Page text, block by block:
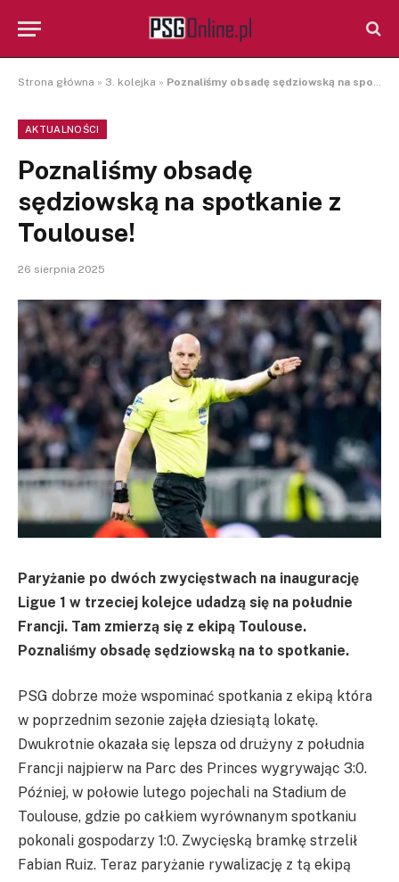
Strona główna » 3. kolejka » Poznaliśmy obsadę sędziowską na spotkanie z Toulouse!
AKTUALNOŚCI
Poznaliśmy obsadę
sędziowską na spotkanie z
Toulouse!
26 sierpnia 2025
Paryżanie po dwóch zwycięstwach na inaugurację
Ligue 1 w trzeciej kolejce udadzą się na południe
Francji. Tam zmierzą się z ekipą Toulouse.
Poznaliśmy obsadę sędziowską na to spotkanie.
PSG dobrze może wspominać spotkania z ekipą która
w poprzednim sezonie zajęła dziesiątą lokatę.
Dwukrotnie okazała się lepsza od drużyny z południa
Francji najpierw na Parc des Princes wygrywając 3:0.
Później, w połowie lutego pojechali na Stadium de
Toulouse, gdzie po całkiem wyrównanym spotkaniu
pokonali gospodarzy 1:0. Zwycięską bramkę strzelił
Fabian Ruiz. Teraz paryżanie rywalizację z tą ekipą